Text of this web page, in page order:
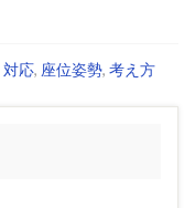
対応, 座位姿勢, 考え方